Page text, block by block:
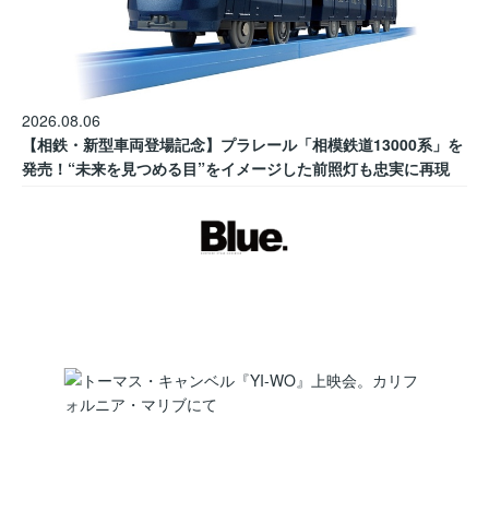
2026.08.06
【相鉄・新型車両登場記念】プラレール「相模鉄道13000系」を
発売！“未来を見つめる目”をイメージした前照灯も忠実に再現